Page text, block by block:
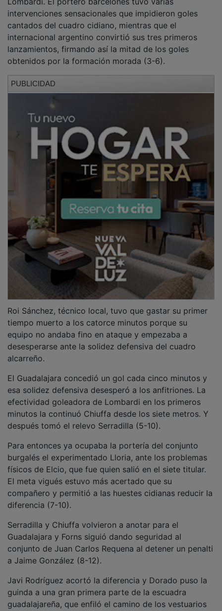
intervenciones sensacionales que impidieron goles
cantados del cuadro cidiano, mientras que el
internacional argentino convirtió sus tres primeros
lanzamientos, firmando así la mitad de los goles
obtenidos por la formación morada (3-6).
Roi Sánchez, técnico local, tuvo que gastar su primer
tiempo muerto a los catorce minutos porque su
equipo no andaba fino en ataque y empezaba a
desesperarse ante la solidez defensiva del cuadro
alcarreño.
El Guadalajara concedió un gol cada cinco minutos y
esa solidez defensiva desesperó a los anfitriones. La
efectividad goleadora de Lombardi en los primeros
minutos la continuó Chiuffa desde los siete metros. Y
después tomó el relevo Serradilla (5-10).
Para entonces ya ocupaba la portería del conjunto
burgalés el experimentado Lloria, ante los problemas
físicos de Elcio, que fue quien salió en el siete titular.
El meta vigués estuvo más acertado que su
compañero y permitió a las huestes cidianas reducir la
diferencia (7-10).
Serradilla y Chiuffa volvieron a anotar para el
Guadalajara y Forns siguió dando seguridad al
conjunto de Juan Carlos Requena al detener un penalti
a Jaime González (8-12).
guinda a una gran primera parte de la escuadra
guadalajareña, que enfiló el camino de los vestuarios
con el tanteador a su favor (9-13).
Sin embargo, todo se torció, pese a un buen inicio,
intercambio de goles (13-17), el equipo cidiano cerró
su portería con un Lloria espectacular, que
complementó entre las maderas el impresionante
trabajo de todos sus compañeros a la hora de frenar
los ataques del cuadro morado.
parase el juego. Sus jugadores se estaban quedando
sin ideas en ataque y había que refrescar conceptos.
Le sirvieron sus instrucciones durante unos pocos
Mielczarski, estiró la diferencia de nuevo hasta los tres
goles (16-19). Reaccionó Roi Sánchez, que también
solicitó un tiempo muerto. Quedaban poco más de